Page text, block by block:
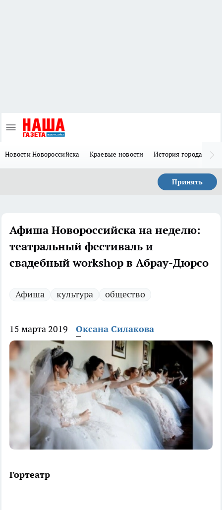
Новости Новороссийска Краевые новости История города Н
Принять
Афиша Новороссийска на неделю:
театральный фестиваль и
свадебный workshop в Абрау-Дюрсо
Афиша культура общество
15 марта 2019 Оксана Силакова
Гортеатр